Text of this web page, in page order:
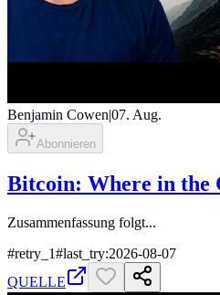
Benjamin Cowen|07. Aug.
Abonnieren
Bitcoin: Where in the
Zusammenfassung folgt...
#retry_1#last_try:2026-08-07
QUELLE